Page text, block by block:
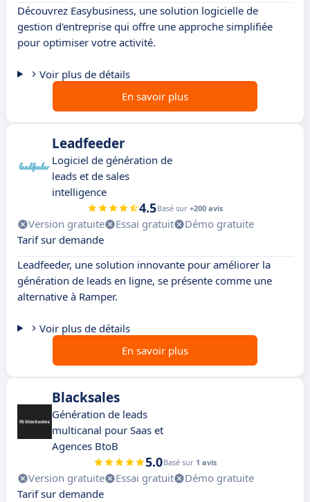
Découvrez Easybusiness, une solution logicielle de
gestion d'entreprise qui offre une approche simplifiée
pour optimiser votre activité.
Voir plus de détails
En savoir plus
Leadfeeder
Logiciel de génération de
leads et de sales
intelligence
4.5Basé sur +200 avis
Version gratuite Essai gratuit
Démo gratuite
Tarif sur demande
Leadfeeder, une solution innovante pour améliorer la
génération de leads en ligne, se présente comme une
alternative à Ramper.
Voir plus de détails
En savoir plus
Blacksales
Génération de leads
multicanal pour Saas et
Agences BtoB
5.0Basé sur 1 avis
Version gratuite Essai gratuit
Démo gratuite
Tarif sur demande